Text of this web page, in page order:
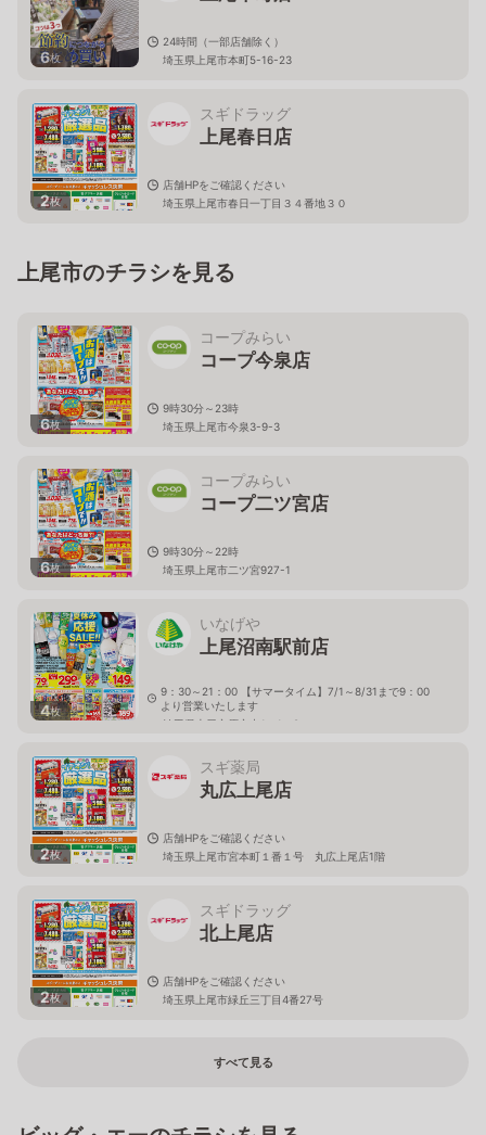
6枚
24時間（一部店舗除く）
埼玉県上尾市本町5-16-23
2枚
スギドラッグ
上尾春日店
店舗HPをご確認ください
埼玉県上尾市春日一丁目３４番地３０
上尾市のチラシを見る
6枚
コープみらい
コープ今泉店
9時30分～23時
埼玉県上尾市今泉3-9-3
6枚
コープみらい
コープ二ツ宮店
9時30分～22時
埼玉県上尾市二ツ宮927-1
4枚
いなげや
上尾沼南駅前店
9：30～21：00 【サマータイム】7/1～8/31まで9：00
より営業いたします
埼玉県上尾市原市中1－1－8
2枚
スギ薬局
丸広上尾店
店舗HPをご確認ください
埼玉県上尾市宮本町１番１号 丸広上尾店1階
2枚
スギドラッグ
北上尾店
店舗HPをご確認ください
埼玉県上尾市緑丘三丁目4番27号
すべて見る